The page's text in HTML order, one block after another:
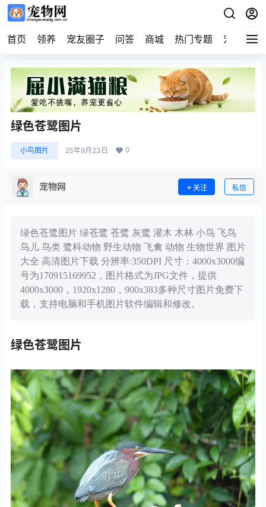
首页 领养 宠友圈子 问答 商城 热门专题 宠物企业
绿色苍鹭图片
小鸟图片 25年9月23日 0
宠物网 关注 私信
绿色苍鹭图片 绿苍鹭 苍鹭 灰鹭 灌木 木林 小鸟 飞鸟
鸟儿 鸟类 鹭科动物 野生动物 飞禽 动物 生物世界 图片
大全 高清图片下载 分辨率:350DPI 尺寸：4000x3000编
号为170915169952，图片格式为JPG文件，提供
4000x3000，1920x1280，900x383多种尺寸图片免费下
载，支持电脑和手机图片软件编辑和修改。
绿色苍鹭图片